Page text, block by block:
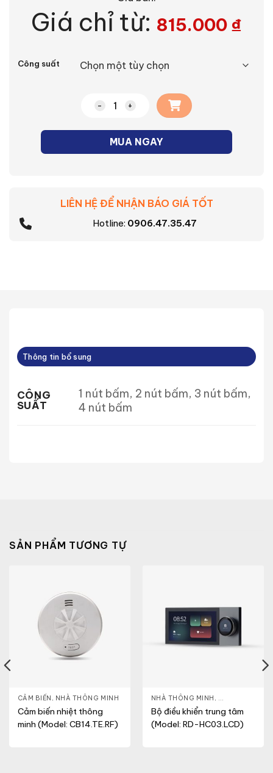
Giá chỉ từ: 815.000 ₫
Công suất
Công tắc thông minh số lượng
MUA NGAY
LIÊN HỆ ĐỂ NHẬN BÁO GIÁ TỐT
Hotline: 0906.47.35.47
Thông tin bổ sung
CÔNG
SUẤT
1 nút bấm, 2 nút bấm, 3 nút bấm,
4 nút bấm
SẢN PHẨM TƯƠNG TỰ
CẢM BIẾN , NHÀ THÔNG MINH
Cảm biến nhiệt thông
minh (Model: CB14.TE.RF)
NHÀ THÔNG MINH , THIẾT BỊ
Bộ điều khiển trung tâm
(Model: RD-HC03.LCD)